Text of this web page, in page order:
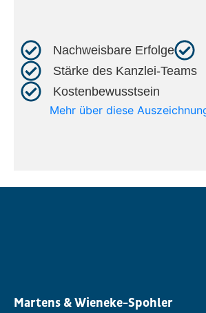
Nachweisbare Erfolge​
Stärke des Kanzlei-Teams​
Kostenbewusstsein​
Mehr über diese
Martens & Wieneke-Spohler